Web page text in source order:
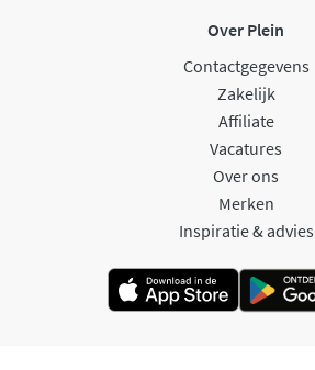
Over Plein
Contactgegevens
Zakelijk
Affiliate
Vacatures
Over ons
Merken
Inspiratie & advies